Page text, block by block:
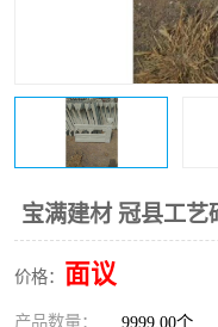
宝满建材 冠县工艺
价格： 面议
产品数量： 9999.00个